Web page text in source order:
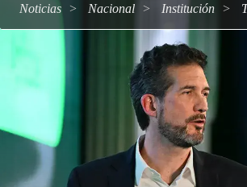
Noticias Nacional Institución